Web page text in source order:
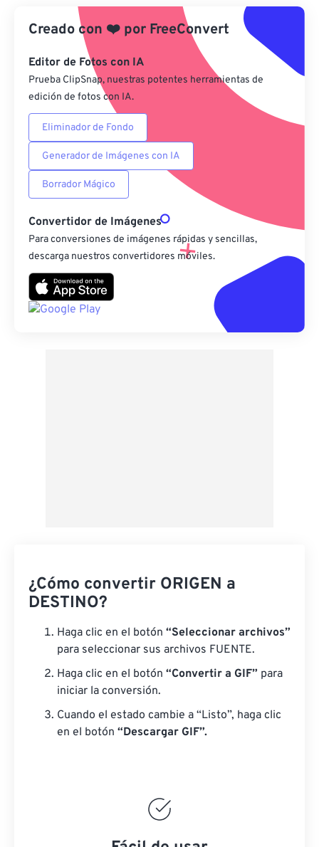
Aplicar desde el ajuste preestablecido
Guardar como preestablecido
Creado con ❤️ por FreeConvert
Editor de Fotos con IA
Prueba ClipSnap, nuestras potentes herramientas de
edición de fotos con IA.
Eliminador de Fondo
Generador de Imágenes con IA
Borrador Mágico
Convertidor de Imágenes
Para conversiones de imágenes rápidas y sencillas,
descarga nuestros convertidores móviles.
¿Cómo convertir ORIGEN a
DESTINO?
Haga clic en el botón “Seleccionar archivos”
para seleccionar sus archivos FUENTE.
Haga clic en el botón “Convertir a GIF” para
iniciar la conversión.
Cuando el estado cambie a “Listo”, haga clic
en el botón “Descargar GIF”.